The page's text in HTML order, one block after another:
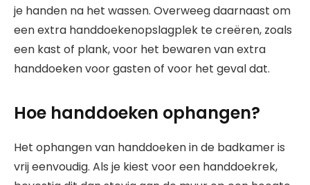
je handen na het wassen. Overweeg daarnaast om
een extra handdoekenopslagplek te creëren, zoals
een kast of plank, voor het bewaren van extra
handdoeken voor gasten of voor het geval dat.
Hoe handdoeken ophangen?
Het ophangen van handdoeken in de badkamer is
vrij eenvoudig. Als je kiest voor een handdoekrek,